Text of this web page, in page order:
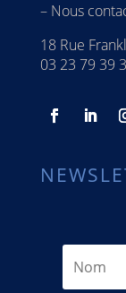
– Nous
18 Rue
03 23 79 39